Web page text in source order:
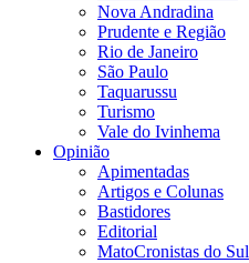
Nova Andradina
Prudente e Região
Rio de Janeiro
São Paulo
Taquarussu
Turismo
Vale do Ivinhema
Opinião
Apimentadas
Artigos e Colunas
Bastidores
Editorial
MatoCronistas do Sul